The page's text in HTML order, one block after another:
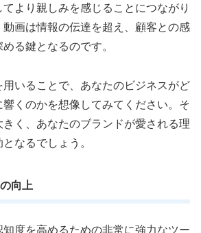
より親しみを感じることにつながり
動画は情報の伝達を超え、顧客との感
る鍵となるのです。
いることで、あなたのビジネスがど
くのかを想像してみてください。そ
く、あなたのブランドが愛される理
なるでしょう。
向上
度を高めるための非常に強力なツー